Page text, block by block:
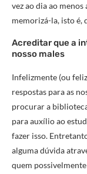
vez ao dia ao
memorizá-la, isto é,
Acreditar que a
nosso males
Infelizmente (ou
respostas para as
procurar a
para auxílio ao
fazer isso.
alguma dúvida
quem possivelmente